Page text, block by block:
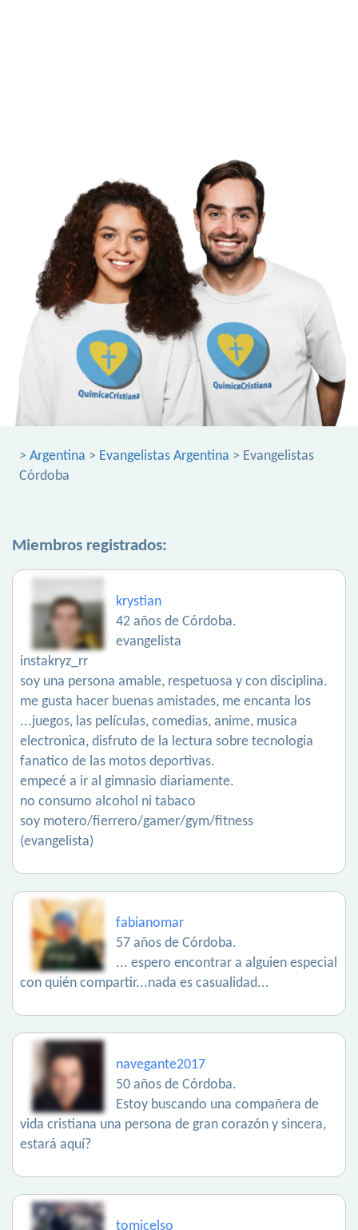
> Argentina > Evangelistas Argentina > Evangelistas
Córdoba
Miembros registrados:
krystian
42 años de Córdoba.
evangelista
instakryz_rr
soy una persona amable, respetuosa y con disciplina.
me gusta hacer buenas amistades, me encanta los
...juegos, las películas, comedias, anime, musica
electronica, disfruto de la lectura sobre tecnologia
fanatico de las motos deportivas.
empecé a ir al gimnasio diariamente.
no consumo alcohol ni tabaco
soy motero/fierrero/gamer/gym/fitness
(evangelista)
fabianomar
57 años de Córdoba.
... espero encontrar a alguien especial
con quién compartir...nada es casualidad...
navegante2017
50 años de Córdoba.
Estoy buscando una compañera de
vida cristiana una persona de gran corazón y sincera,
estará aquí?
tomicelso